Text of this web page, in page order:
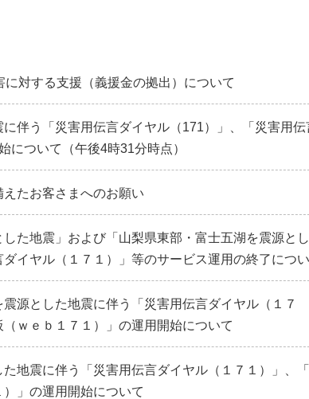
対する支援（義援金の拠出）について
伴う「災害用伝言ダイヤル（171）」、「災害用伝
について（午後4時31分時点）
たお客さまへのお願い
した地震」および「山梨県東部・富士五湖を震源と
イヤル（１７１）」等のサービス運用の終了につ
源とした地震に伴う「災害用伝言ダイヤル（１７
ｗｅｂ１７１）」の運用開始について
地震に伴う「災害用伝言ダイヤル（１７１）」、
」の運用開始について